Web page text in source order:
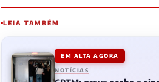
LEIA TAMBÉM
EM ALTA AGORA
NOTÍCIAS